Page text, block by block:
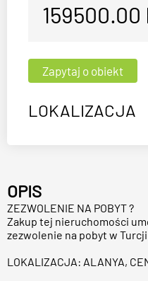
159500.00
LOKALIZACJA
OPIS
ZEZWOLENIE NA POBYT ?
Zakup tej nieruchomości
zezwolenie na pobyt w Turcji.
LOKALIZACJA: ALANYA,